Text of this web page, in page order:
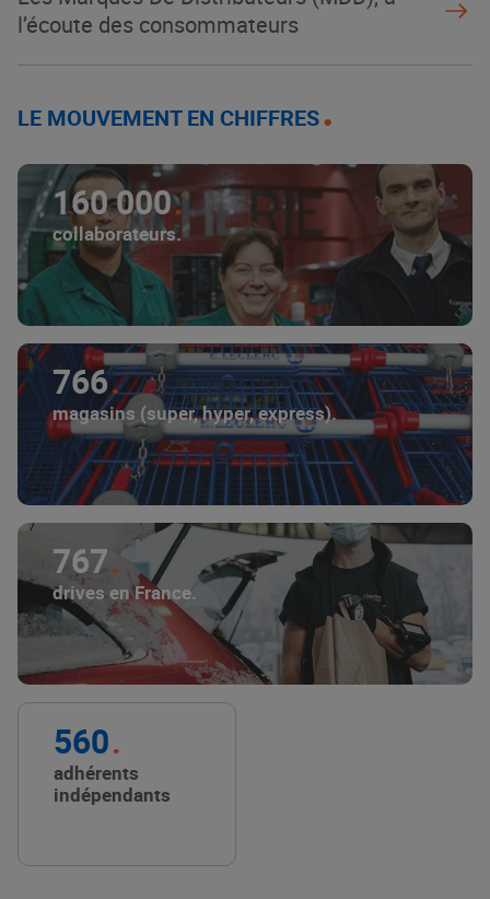
l’écoute des consommateurs
LE MOUVEMENT EN CHIFFRES
160 000
collaborateurs.
766
magasins (super, hyper, express).
767
drives en France.
560
adhérents
indépendants